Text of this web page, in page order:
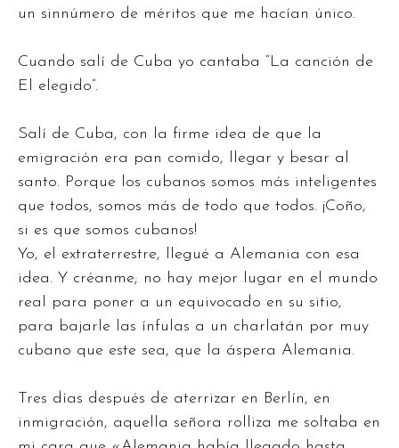
un sinnúmero de méritos que me hacían único.
Cuando salí de Cuba yo cantaba “La canción de
El elegido”.
Salí de Cuba, con la firme idea de que la
emigración era pan comido, llegar y besar al
santo. Porque los cubanos somos más inteligentes
que todos, somos más de todo que todos. ¡Coño,
si es que somos cubanos!
Yo, el extraterrestre, llegué a Alemania con esa
idea. Y créanme; no hay mejor lugar en el mundo
real para poner a un equivocado en su sitio,
para bajarle las ínfulas a un charlatán por muy
cubano que este sea, que la áspera Alemania.
Tres días después de aterrizar en Berlín, en
inmigración, aquella señora rolliza me soltaba en